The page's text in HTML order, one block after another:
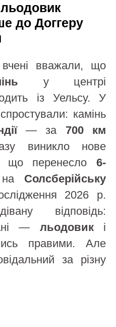
до Доггеру
вчені вважали, що
у центрі
із Уельсу. У
камінь
— за 700 км
виникло нове
що перенесло 6-
на Солсберійську
2026 р.
відповідь:
— льодовикі
правими. Але
за різну